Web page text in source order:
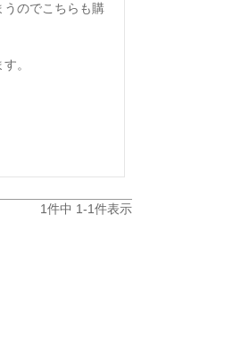
うのでこちらも購
。
1件中 1-1件表示